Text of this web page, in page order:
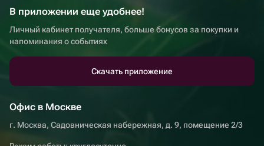
В приложении еще удобнее!
Личный кабинет получателя, больше бонусов за покупки и
напоминания о событиях
Скачать приложение
Офис в Москве
г. Москва, Садовническая набережная, д. 9, помещение 2/3